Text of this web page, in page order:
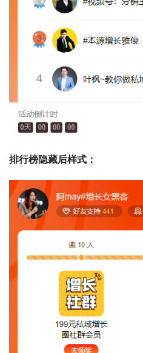
排行榜隐藏后样式：